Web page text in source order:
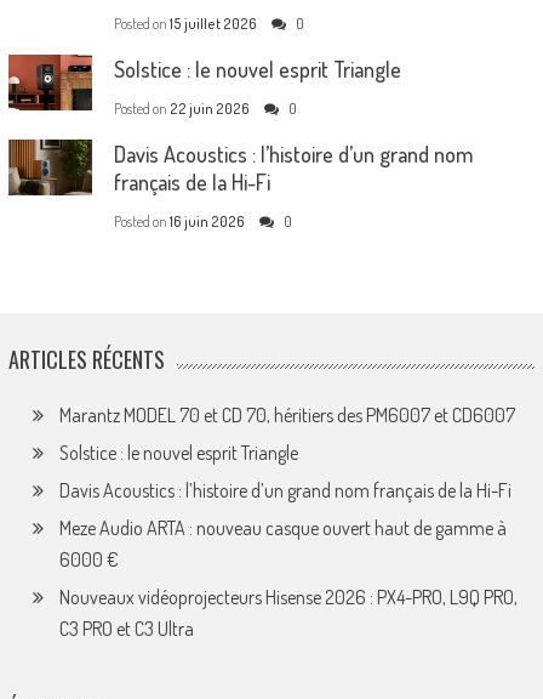
Posted on 15 juillet 2026 0
Solstice : le nouvel esprit Triangle
Posted on 22 juin 2026 0
Davis Acoustics : l’histoire d’un grand nom
français de la Hi-Fi
Posted on 16 juin 2026 0
ARTICLES RÉCENTS
Marantz MODEL 70 et CD 70, héritiers des PM6007 et CD6007
Solstice : le nouvel esprit Triangle
Davis Acoustics : l’histoire d’un grand nom français de la Hi-Fi
Meze Audio ARTA : nouveau casque ouvert haut de gamme à
6000 €
Nouveaux vidéoprojecteurs Hisense 2026 : PX4-PRO, L9Q PRO,
C3 PRO et C3 Ultra